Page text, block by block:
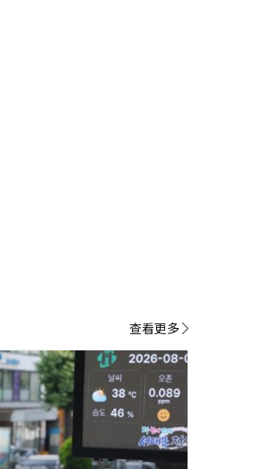
查看更多